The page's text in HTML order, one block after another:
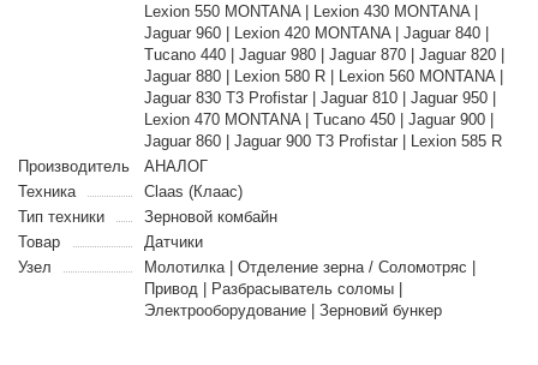
Lexion 550 MONTANA | Lexion 430 MONTANA |
Jaguar 960 | Lexion 420 MONTANA | Jaguar 840 |
Tucano 440 | Jaguar 980 | Jaguar 870 | Jaguar 820 |
Jaguar 880 | Lexion 580 R | Lexion 560 MONTANA |
Jaguar 830 T3 Profistar | Jaguar 810 | Jaguar 950 |
Lexion 470 MONTANA | Tucano 450 | Jaguar 900 |
Jaguar 860 | Jaguar 900 T3 Profistar | Lexion 585 R
Производитель
АНАЛОГ
Техника
Claas (Клаас)
Тип техники
Зерновой комбайн
Товар
Датчики
Узел
Молотилка | Отделение зерна / Соломотряс |
Привод | Разбрасыватель соломы |
Электрооборудование | Зерновий бункер